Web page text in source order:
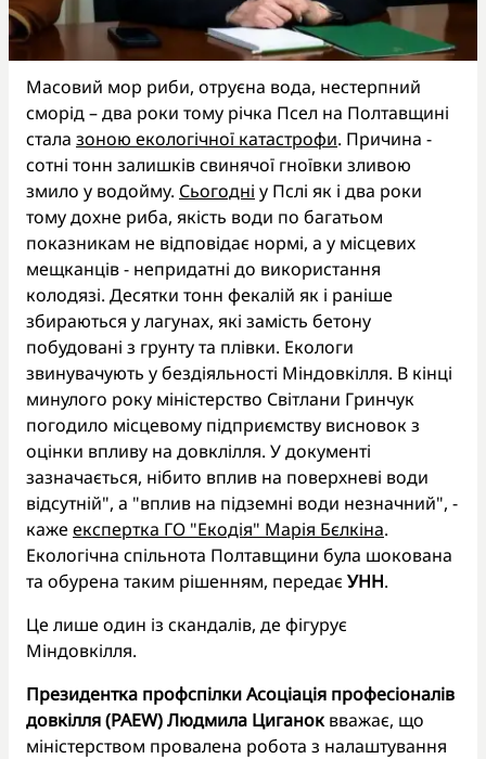
Масовий мор риби, отруєна вода, нестерпний
сморід – два роки тому річка Псел на Полтавщині
стала зоною екологічної катастрофи. Причина -
сотні тонн залишків свинячої гноївки зливою
змило у водойму. Сьогодні у Пслі як і два роки
тому дохне риба, якість води по багатьом
показникам не відповідає нормі, а у місцевих
мещканців - непридатні до використання
колодязі. Десятки тонн фекалій як і раніше
збираються у лагунах, які замість бетону
побудовані з грунту та плівки. Екологи
звинувачують у бездіяльності Міндовкілля. В кінці
минулого року міністерство Світлани Гринчук
погодило місцевому підприємству висновок з
оцінки впливу на довклілля. У документі
зазначається, нібито вплив на поверхневі води
відсутній", а "вплив на підземні води незначний", -
каже експертка ГО "Екодія" Марія Бєлкіна.
Екологічна спільнота Полтавщини була шокована
та обурена таким рішенням, передає УНН.
Це лише один із скандалів, де фігурує
Міндовкілля.
Президентка профспілки Асоціація професіоналів
довкілля (PAEW) Людмила Циганок вважає, що
міністерством провалена робота з налаштування